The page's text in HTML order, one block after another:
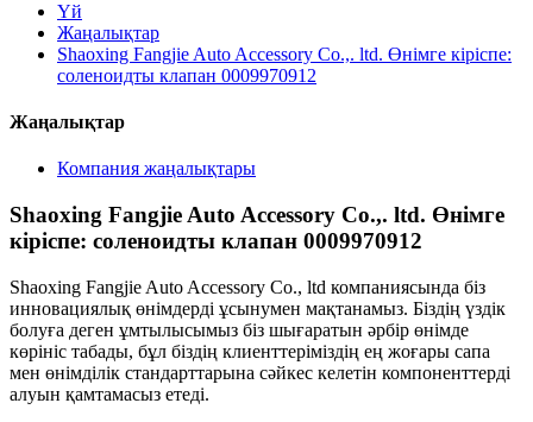
Үй
Жаңалықтар
Shaoxing Fangjie Auto Accessory Co.,. ltd. Өнімге кіріспе:
соленоидты клапан 0009970912
Жаңалықтар
Компания жаңалықтары
Shaoxing Fangjie Auto Accessory Co.,. ltd. Өнімге
кіріспе: соленоидты клапан 0009970912
Shaoxing Fangjie Auto Accessory Co., ltd компаниясында біз
инновациялық өнімдерді ұсынумен мақтанамыз. Біздің үздік
болуға деген ұмтылысымыз біз шығаратын әрбір өнімде
көрініс табады, бұл біздің клиенттеріміздің ең жоғары сапа
мен өнімділік стандарттарына сәйкес келетін компоненттерді
алуын қамтамасыз етеді.